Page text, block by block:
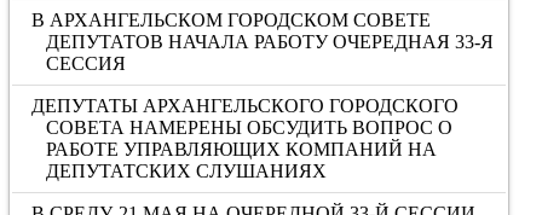
В АРХАНГЕЛЬСКОМ ГОРОДСКОМ СОВЕТЕ
ДЕПУТАТОВ НАЧАЛА РАБОТУ ОЧЕРЕДНАЯ 33-Я
СЕССИЯ
ДЕПУТАТЫ АРХАНГЕЛЬСКОГО ГОРОДСКОГО
СОВЕТА НАМЕРЕНЫ ОБСУДИТЬ ВОПРОС О
РАБОТЕ УПРАВЛЯЮЩИХ КОМПАНИЙ НА
ДЕПУТАТСКИХ СЛУШАНИЯХ